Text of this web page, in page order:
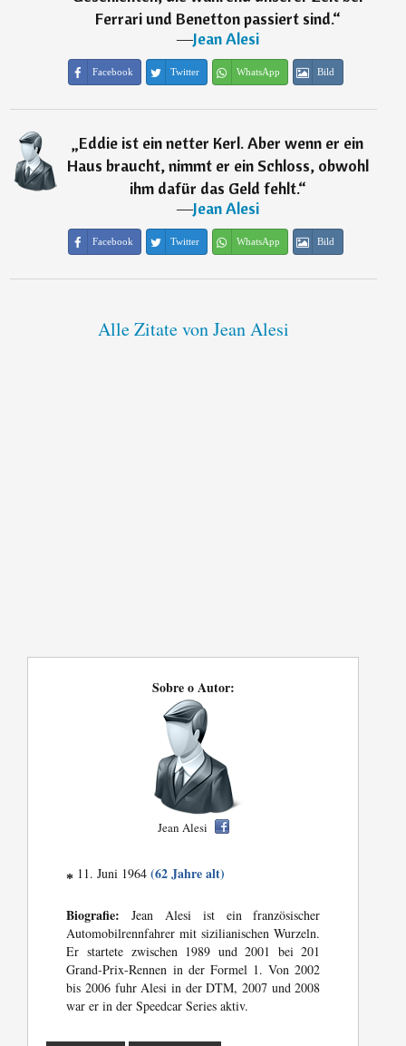
Ferrari und Benetton passiert sind.“
―Jean Alesi
Facebook Twitter WhatsApp Bild
„Eddie ist ein netter Kerl. Aber wenn er ein
Haus braucht, nimmt er ein Schloss, obwohl
ihm dafür das Geld fehlt.“
―Jean Alesi
Facebook Twitter WhatsApp Bild
Alle Zitate von Jean Alesi
Sobre o Autor:
Jean Alesi
* 11. Juni 1964(62 Jahre alt)
Biografie: Jean Alesi ist ein französischer
Automobilrennfahrer mit sizilianischen Wurzeln.
Er startete zwischen 1989 und 2001 bei 201
Grand-Prix-Rennen in der Formel 1. Von 2002
bis 2006 fuhr Alesi in der DTM, 2007 und 2008
war er in der Speedcar Series aktiv.